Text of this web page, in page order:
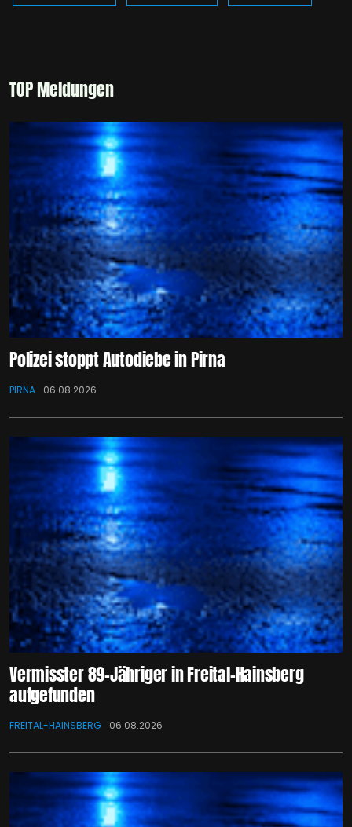
TOP Meldungen
Polizei stoppt Autodiebe in Pirna
PIRNA 06.08.2026
Vermisster 89-Jähriger in Freital-Hainsberg
aufgefunden
FREITAL-HAINSBERG 06.08.2026